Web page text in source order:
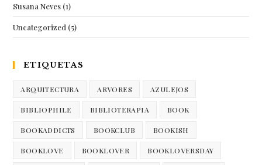
Susana Neves (1)
Uncategorized (5)
ETIQUETAS
ARQUITECTURA ARVORES AZULEJOS
BIBLIOPHILE BIBLIOTERAPIA BOOK
BOOKADDICTS BOOKCLUB BOOKISH
BOOKLOVE BOOKLOVER BOOKLOVERSDAY